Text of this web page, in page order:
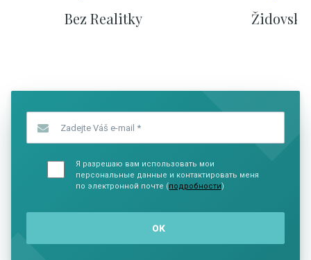
Bez Realitky
Я разрешаю вам использовать мои
персональные данные и контактировать меня
по электронной почте (подробности)